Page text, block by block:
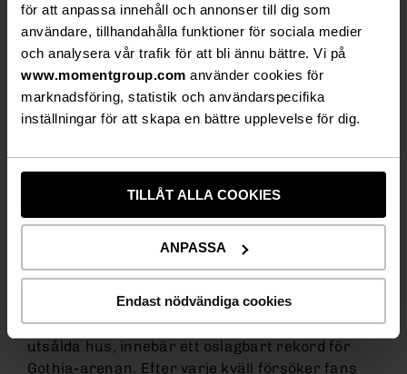
för att anpassa innehåll och annonser till dig som
användare, tillhandahålla funktioner för sociala medier
och analysera vår trafik för att bli ännu bättre. Vi på
www.momentgroup.com använder cookies för
marknadsföring, statistik och användarspecifika
inställningar för att skapa en bättre upplevelse för dig.
TILLÅT ALLA COOKIES
ANPASSA
Endast nödvändiga cookies
– Jag är lite tagen, det är jag. Det hade varit
jättesvårt att skiljas från föreställningen efter
ett sådant här år, säger Danny.
– Det här är det bästa tiden i mitt artistliv. Det
runtomkring och i publiken. Det har varit en
33-åringen har skrivit nöjeshistoria i
höst.Segershowerna i Göteborg med 28-0 i
utsålda hus, innebär ett oslagbart rekord för
Gothia-arenan. Efter varje kväll försöker fans